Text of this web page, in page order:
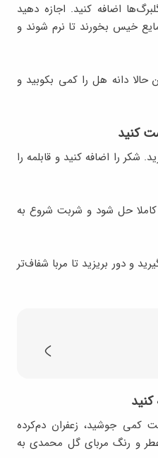
اضافه کنید. اجازه دهید
در این مایع خیس بخورند تا نرم شوند و
حالا دانه هل را کمی بکوبید و
کنید
شکر را اضافه کنید و قابلمه را
حل شود و شربت شروع به
و دور بریزید تا مربا شفاف‌تر
کنید
جوشید، زعفران دم‌کرده
عطر و رنگ مربای گل محمدی به